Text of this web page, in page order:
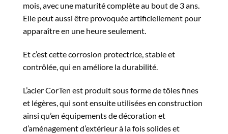
mois, avec une maturité complète au bout de 3 ans.
Elle peut aussi être provoquée artificiellement pour
apparaître en une heure seulement.
Et c’est cette corrosion protectrice, stable et
contrôlée, qui en améliore la durabilité.
L’acier CorTen est produit sous forme de tôles fines
et légères, qui sont ensuite utilisées en construction
ainsi qu’en équipements de décoration et
d’aménagement d’extérieur à la fois solides et